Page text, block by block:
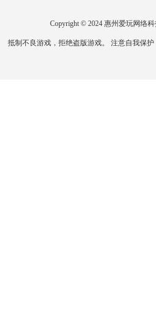
Copyright © 2024 惠州爱玩网络
抵制不良游戏，拒绝盗版游戏。 注意自我保